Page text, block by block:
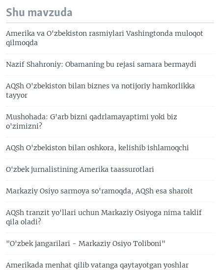
Shu mavzuda
Amerika va O'zbekiston rasmiylari Vashingtonda muloqot
qilmoqda
Nazif Shahroniy: Obamaning bu rejasi samara bermaydi
AQSh O'zbekiston bilan biznes va notijoriy hamkorlikka
tayyor
Mushohada: G'arb bizni qadrlamayaptimi yoki biz
o'zimizni?
AQSh O'zbekiston bilan oshkora, kelishib ishlamoqchi
O'zbek jurnalistining Amerika taassurotlari
Markaziy Osiyo sarmoya so'ramoqda, AQSh esa sharoit
AQSh tranzit yo'llari uchun Markaziy Osiyoga nima taklif
qila oladi?
"O'zbek jangarilari - Markaziy Osiyo Toliboni"
Amerikada menhat qilib vatanga qaytayotgan yoshlar